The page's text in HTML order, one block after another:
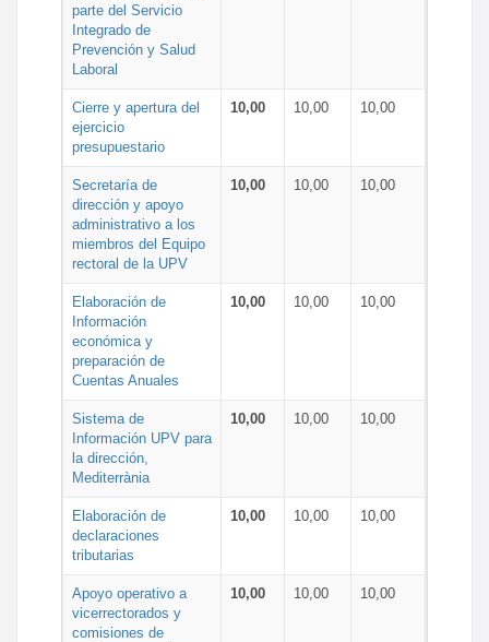
parte del Servicio
Integrado de
Prevención y Salud
Laboral
Cierre y apertura del
ejercicio
presupuestario
10,00 10,00 10,00
Secretaría de
dirección y apoyo
administrativo a los
miembros del Equipo
rectoral de la UPV
10,00 10,00 10,00
Elaboración de
Información
económica y
preparación de
Cuentas Anuales
10,00 10,00 10,00
Sistema de
Información UPV para
la dirección,
Mediterrània
10,00 10,00 10,00
Elaboración de
declaraciones
tributarias
10,00 10,00 10,00
Apoyo operativo a
vicerrectorados y
comisiones de
10,00 10,00 10,00